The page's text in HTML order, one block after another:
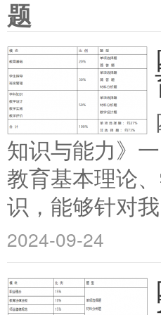
题
知识与能力》
教育基本理论
识，能够针对
2024-09-24